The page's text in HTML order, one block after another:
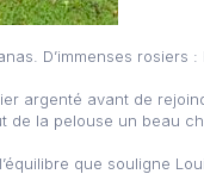
D’immenses rosiers :
argenté avant de
de la pelouse un beau
que souligne